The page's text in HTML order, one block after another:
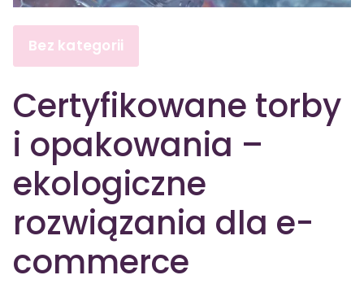
Bez kategorii
Certyfikowane torby
i opakowania –
ekologiczne
rozwiązania dla e-
commerce